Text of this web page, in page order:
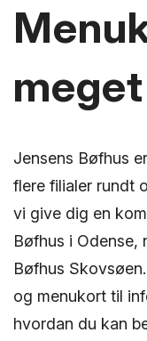
Jensens Bøfhus
flere filialer rundt
vi give dig en
Bøfhus i Odense,
Bøfhus
og menukort til
hvordan du kan